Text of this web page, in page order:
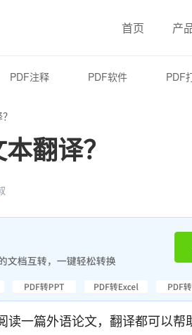
首页 产
PDF注释 PDF软件 PDF
翻译？
读一篇外语论文，翻译都可以